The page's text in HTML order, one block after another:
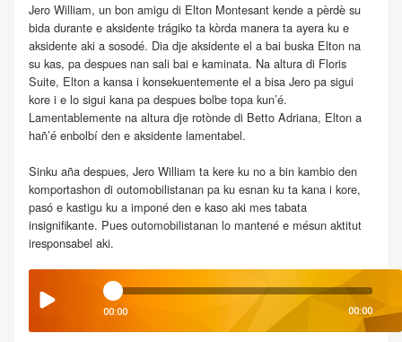
Jero William, un bon amigu di Elton Montesant kende a pèrdè su
bida durante e aksidente trágiko ta kòrda manera ta ayera ku e
aksidente aki a sosodé. Dia dje aksidente el a bai buska Elton na
su kas, pa despues nan sali bai e kaminata. Na altura di Floris
Suite, Elton a kansa i konsekuentemente el a bisa Jero pa sigui
kore i e lo sigui kana pa despues bolbe topa kun’é.
Lamentablemente na altura dje rotònde di Betto Adriana, Elton a
hañ’é enbolbí den e aksidente lamentabel.
Sinku aña despues, Jero William ta kere ku no a bin kambio den
komportashon di outomobilistanan pa ku esnan ku ta kana i kore,
pasó e kastigu ku a imponé den e kaso aki mes tabata
insignifikante. Pues outomobilistanan lo mantené e mésun aktitut
iresponsabel aki.
00:00 00:00